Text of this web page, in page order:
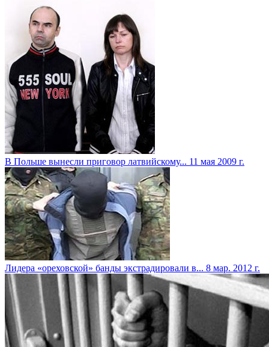
В Польше вынесли приговор латвийскому... 11 мая 2009 г.
Лидера «ореховской» банды экстрадировали в... 8 мар. 2012 г.